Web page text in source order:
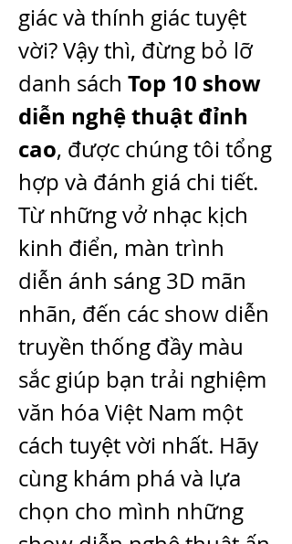
giác và thính giác tuyệt
vời? Vậy thì, đừng bỏ lỡ
danh sách Top 10 show
diễn nghệ thuật đỉnh
cao, được chúng tôi tổng
hợp và đánh giá chi tiết.
Từ những vở nhạc kịch
kinh điển, màn trình
diễn ánh sáng 3D mãn
nhãn, đến các show diễn
truyền thống đầy màu
sắc giúp bạn trải nghiệm
văn hóa Việt Nam một
cách tuyệt vời nhất. Hãy
cùng khám phá và lựa
chọn cho mình những